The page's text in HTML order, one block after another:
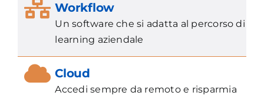
Workflow
Un software che si adatta al percorso di
learning aziendale
Cloud
Accedi sempre da remoto e risparmia